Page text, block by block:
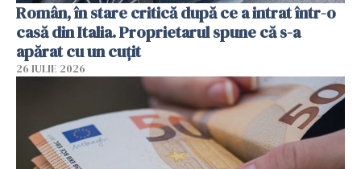
Român, în stare critică după ce a intrat într-o
casă din Italia. Proprietarul spune că s-a
apărat cu un cuțit
26 IULIE 2026